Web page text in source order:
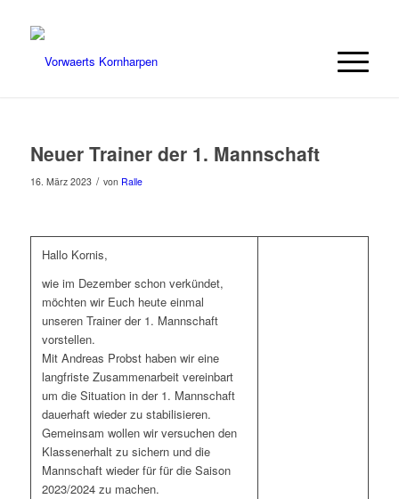
Neuer Trainer der 1. Mannschaft
16. März 2023 / von Ralle
Hallo Kornis,
wie im Dezember schon verkündet,
möchten wir Euch heute einmal
unseren Trainer der 1. Mannschaft
vorstellen.
Mit Andreas Probst haben wir eine
langfriste Zusammenarbeit vereinbart
um die Situation in der 1. Mannschaft
dauerhaft wieder zu stabilisieren.
Gemeinsam wollen wir versuchen den
Klassenerhalt zu sichern und die
Mannschaft wieder für für die Saison
2023/2024 zu machen.